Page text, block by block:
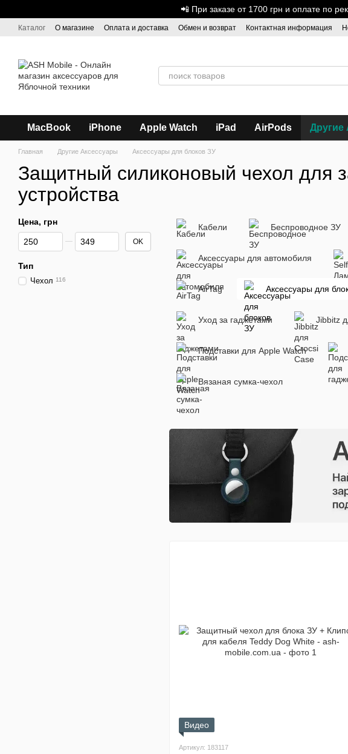
📲 При заказе от 1700 грн и оплате
Каталог О магазине Оплата и доставка Обмен и возврат Контактная информация
MacBook iPhone Apple Watch iPad AirPods Другие
Главная Другие Аксессуары Аксессуары для блоков ЗУ
Защитный силиконовый чехол для
устройства
Кабели Беспроводное ЗУ
Аксессуары для автомобиля
AirTag Аксессуары для
Уход за гаджетами Jibbitz
Подставки для Apple Watch
Вязаная сумка-чехол
Видео
Артикул: 183117
Цена, грн
От Цена, грн
До Цена, грн OK
Тип
Чехол 116